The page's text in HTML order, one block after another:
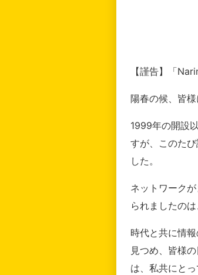
【謹告】「
陽春の候、皆
1999年の開設
すが、このた
した。
ネットワーク
られましたの
時代と共に情
見つめ、皆様
は、私共にと